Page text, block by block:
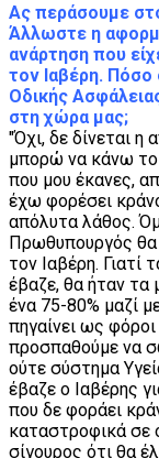
Ας περάσουμε
Άλλωστε η
ανάρτηση που
τον Ιαβέρη. Πόσο
Οδικής
στη χώρα μας;
"Όχι, δε δίνεται
μπορώ να κάνω το
που μου έκανες,
έχω φορέσει
απόλυτα λάθος.
Πρωθυπουργός θα
τον Ιαβέρη. Γιατί
έβαζε, θα ήταν τα
ένα 75-80% μαζί
πηγαίνει ως
προσπαθούμε να
ούτε σύστημα
έβαζε ο Ιαβέρης
που δε φοράει
καταστροφικά σε
σίγουρος ότι θα